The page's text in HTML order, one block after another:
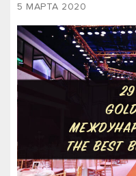
5 МАРТА 2020